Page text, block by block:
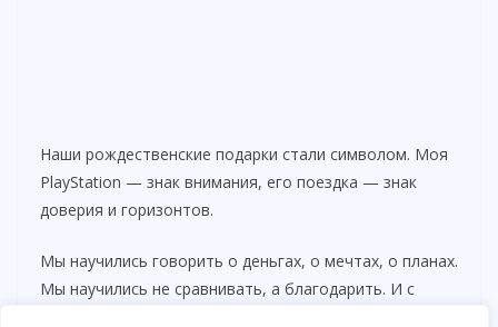
Наши рождественские подарки стали символом. Моя
PlayStation — знак внимания, его поездка — знак
доверия и горизонтов.
Мы научились говорить о деньгах, о мечтах, о планах.
Мы научились не сравнивать, а благодарить. И с